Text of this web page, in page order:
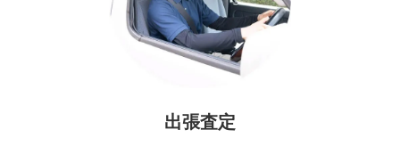
出張査定